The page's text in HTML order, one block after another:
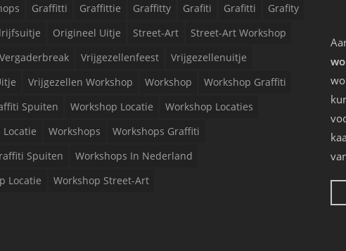
Graffitti Graffittie Graffitty Grafiti Grafitti
Grafity
Origineel Uitje Street-Art
Street-Art Workshop
Vergaderbreak Vrijgezellenfeest
Vrijgezellenuitje
Vrijgezellen Workshop Workshop
Workshop Graffiti
Spuiten
Workshop Locatie
Workshop Locaties
Workshops
Workshops Graffiti
Spuiten
Workshops In Nederland
Locatie
Workshop Street-Art